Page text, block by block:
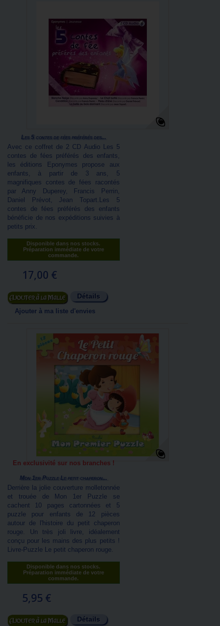
Les 5 contes de fées préférés des...
Avec ce coffret de 2 CD Audio Les 5
contes de fées préférés des enfants,
les éditions Eponymes propose aux
enfants, à partir de 3 ans, 5
magnifiques contes de fées racontés
par Anny Duperey, Francis Perrin,
Daniel Prévot, Jean Topart.Les 5
contes de fées préférés des enfants
bénéficie de nos expéditions suivies à
petits prix.
Disponible dans nos stocks.
Préparation immédiate de votre
commande.
17,00 €
Ajouter au panier Détails
Ajouter à ma liste d'envies
En exclusivité sur nos branches !
Mon 1er Puzzle Le petit chaperon...
Derrière la jolie couverture molletonnée
et trouée de Mon 1er Puzzle se
cachent 10 pages cartonnées et 5
puzzle pour enfants de 12 pièces
autour de l'histoire du petit chaperon
rouge. Un très joli livre, idéalement
conçu pour les mains des plus petits !
Livre-Puzzle Le petit chaperon rouge.
Disponible dans nos stocks.
Préparation immédiate de votre
commande.
5,95 €
Ajouter au panier Détails